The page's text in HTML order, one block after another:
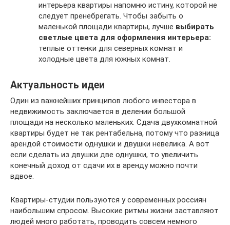
интерьера квартиры напомню истину, которой не
следует пренебрегать. Чтобы забыть о
маленькой площади квартиры, лучше выбирать
светлые цвета для оформления интерьера:
теплые оттенки для северных комнат и
холодные цвета для южных комнат.
Актуальность идеи
Один из важнейших принципов любого инвестора в
недвижимость заключается в делении большой
площади на несколько маленьких. Сдача двухкомнатной
квартиры будет не так рентабельна, потому что разница
арендой стоимости однушки и двушки невелика. А вот
если сделать из двушки две однушки, то увеличить
конечный доход от сдачи их в аренду можно почти
вдвое.
Квартиры-студии пользуются у современных россиян
наибольшим спросом. Высокие ритмы жизни заставляют
людей много работать, проводить совсем немного